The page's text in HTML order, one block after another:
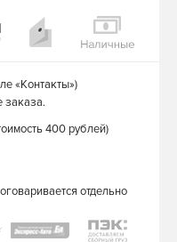
«Контакты»)
заказа.
400 рублей)
отдельно